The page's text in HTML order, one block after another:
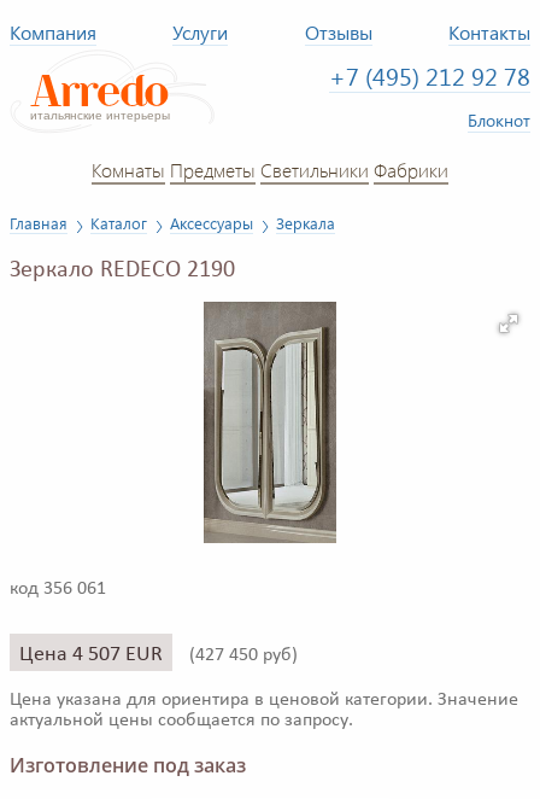
Компания Услуги Отзывы Контакты
+7 (495) 212 92 78
Блокнот
Комнаты Предметы Светильники Фабрики
Главная Каталог Аксессуары Зеркала
Зеркало REDECO 2190
код 356 061
Цена 4 507 EUR (427 450 руб)
Цена указана для ориентира в ценовой категории. Значение
актуальной цены сообщается по запросу.
Изготовление под заказ